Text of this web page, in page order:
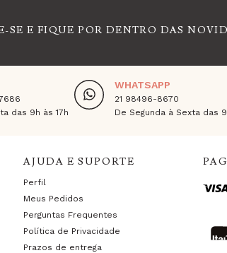
SE E FIQUE POR DENTRO DAS
das 9h às 17h
WHATSAPP
21 98496-8670
De Segunda à Sexta das
AJUDA E SUPORTE
Perfil
Meus Pedidos
Perguntas Frequentes
Política de Privacidade
Prazos de entrega